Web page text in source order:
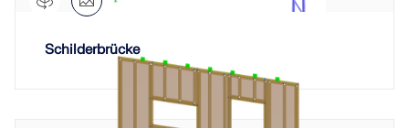
Schilderbrücke